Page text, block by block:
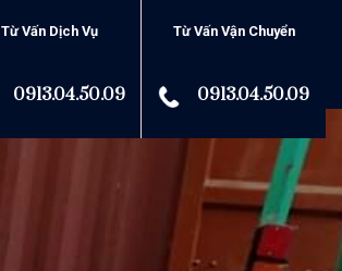
Từ Vấn Dịch Vụ
0913.04.50.09
Từ Vấn Vận Chuyển
0913.04.50.09